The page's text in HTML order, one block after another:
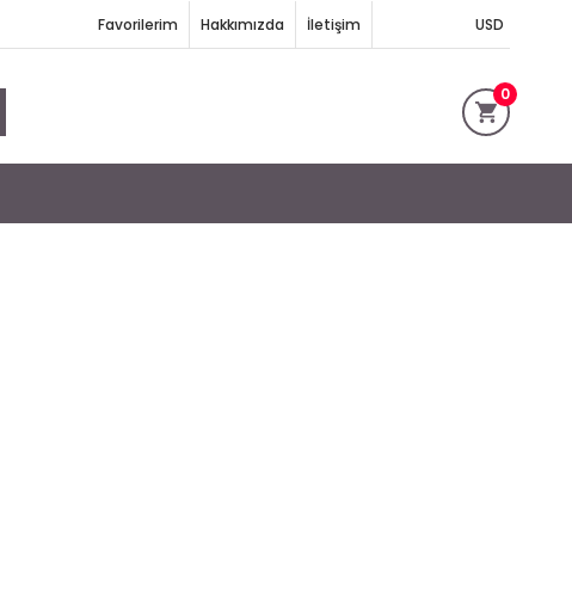
Hakkımızda İletişim
Favorilerim USD
0